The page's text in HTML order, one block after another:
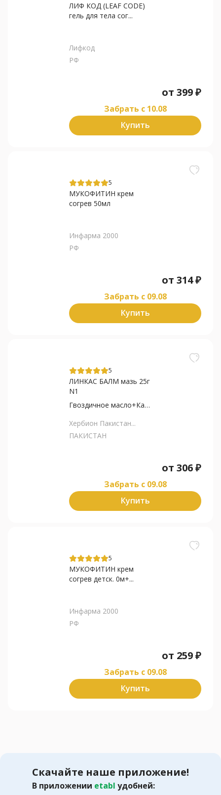
ЛИФ КОД (LEAF CODE)
гель для тела сог...
Лифкод
РФ
от 399₽
Забрать c 10.08
Купить
5
МУКОФИТИН крем
согрев 50мл
Инфарма 2000
РФ
от 314₽
Забрать c 09.08
Купить
5
ЛИНКАС БАЛМ мазь 25г
N1
Гвоздичное масло+Камфора+Лев...
Хербион Пакистан...
ПАКИСТАН
от 306₽
Забрать c 09.08
Купить
5
МУКОФИТИН крем
согрев детск. 0м+...
Инфарма 2000
РФ
от 259₽
Забрать c 09.08
Купить
Скачайте наше приложение!
В приложении etabl удобней: